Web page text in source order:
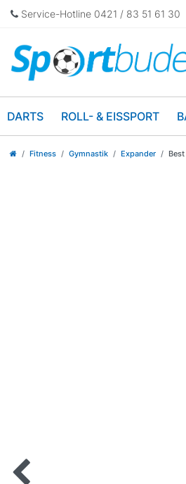
Service-Hotline 0421 / 83 51 61 30
DARTS ROLL- & EISSPORT
Fitness Gymnastik Expander